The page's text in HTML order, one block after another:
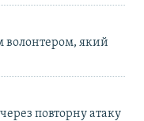
волонтером, який
повторну атаку